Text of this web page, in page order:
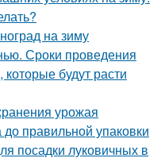
на зиму
Сроки проведения
будут расти
урожая
правильной упаковки
посадки луковичных в